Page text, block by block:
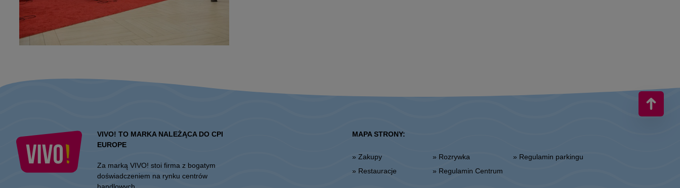
VIVO! TO MARKA NALEŻĄCA DO CPI
EUROPE
Za marką VIVO! stoi firma z bogatym
doświadczeniem na rynku centrów
MAPA STRONY:
» Zakupy
» Restauracje
» Rozrywka
» Regulamin Centrum
» Regulamin parkingu